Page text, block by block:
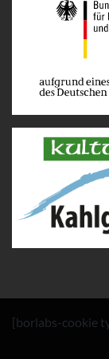
[borlabs-cookie